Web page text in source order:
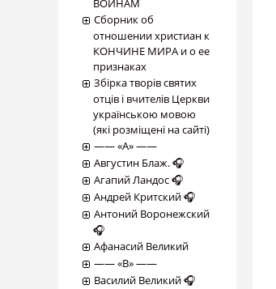
ВОИНАМ
Сборник об
отношении христиан к
КОНЧИНЕ МИРА и о ее
признаках
Збірка творів святих
отців і вчителів Церкви
українською мовою
(які розміщені на сайті)
―― «А» ――
Августин Блаж. 🎧
Агапий Ландос 🎧
Андрей Критский 🎧
Антоний Воронежский
🎧
Афанасий Великий
―― «В» ――
Василий Великий 🎧